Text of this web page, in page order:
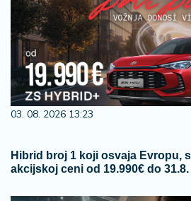
03. 08. 2026 13:23
Hibrid broj 1 koji osvaja Evropu,
akcijskoj ceni od 19.990€ do 31.8.